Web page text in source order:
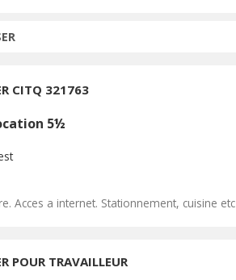
CITQ 321763
5½
Acces a internet. Stationnement, cuisine etc
POUR TRAVAILLEUR